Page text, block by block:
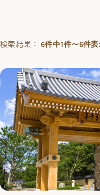
検索結果： 6件中1件〜6件